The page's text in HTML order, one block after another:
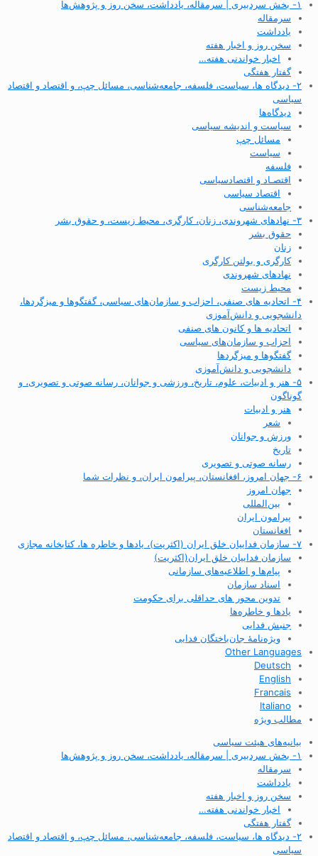
۱- بخش سردبیری | سرمقاله، یادداشت، سخن روز و پژوهش‌ها
سرمقاله
یادداشت
سخن روز و اخبار هفته
اخبار خواندنی هفته…
گفتار هفتگی
۲- دیدگاه ها، سیاست، فلسفه، جامعه‌شناسی، مسائل چپ، و اقتصاد و اقتصاد
سیاسی
دیدگاه‌ها
سیاست و اندیشه سیاسی
مسائل چپ
سیاست
فلسفه
اقتصـاد و اقتصاد‌سیاسی
اقتصاد سیاسی
جامعه‌شناسی
۳- نهادهای شهروندی، زنان، کارگری، محیط زیست، و حقوق بشر
حقوق بشر
زنان
کارگری و بولتن کارگری
نهادهای شهروندی
محیط زیست
۴- اتحادیه های صنفی، احزاب و سازمان‌های سیاسی، گفتگوها و میزگردها،
دانشجویی و دانش‌آموزی
اتحادیه ها و کانون های صنفی
احزاب و سازمان‌های سیاسی
گفتگوها و میزگردها
دانشجویی و دانش‌آموزی
۵- هنر و ادبیات، علوم، تاریخ، ورزشی و جوانان، رسانه صوتی و تصویری، و
گوناگون
هنر و ادبیات
شعر
ورزش و جوانان
تاریخ
رسانه صوتی و تصویری
۶- جهان امروز، افغانستان، پیرامون ایران، و نظرات شما
جهان امروز
بین‌المللی
پیرامون ایران
افغانستان
۷- سازمان فداییان خلق ایران (اکثریت)، یادها و خاطره ها، کتابخانه مجازی
سازمان فداییان خلق ایران(اکثریت)
پیام‌ها و اطلاعیه‌های سازمانی
اسناد سازمان
تدوین محور های حداقلی برای حکومت
یادها و خاطره‌ها
جنبش فدایی
ویژه‌نامهٔ جان‌باختگان فدایی
Other Languages
Deutsch
English
Francais
Italiano
مطالب ویژه
بیانیه‌های هیئت سیاسی
۱- بخش سردبیری | سرمقاله، یادداشت، سخن روز و پژوهش‌ها
سرمقاله
یادداشت
سخن روز و اخبار هفته
اخبار خواندنی هفته…
گفتار هفتگی
۲- دیدگاه ها، سیاست، فلسفه، جامعه‌شناسی، مسائل چپ، و اقتصاد و اقتصاد
سیاسی